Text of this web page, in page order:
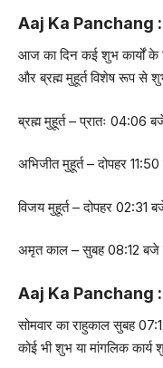
Aaj Ka Panchang :
आज का दिन कई शुभ कार्यों के
और ब्रह्म मुहूर्त विशेष रूप से
ब्रह्म मुहूर्त – प्रातः
अभिजीत मुहूर्त – दोपहर
विजय मुहूर्त – दोपहर
अमृत काल – सुबह 08:12
Aaj Ka Panchang :
सोमवार का राहुकाल सुबह
कोई भी शुभ या मांगलिक